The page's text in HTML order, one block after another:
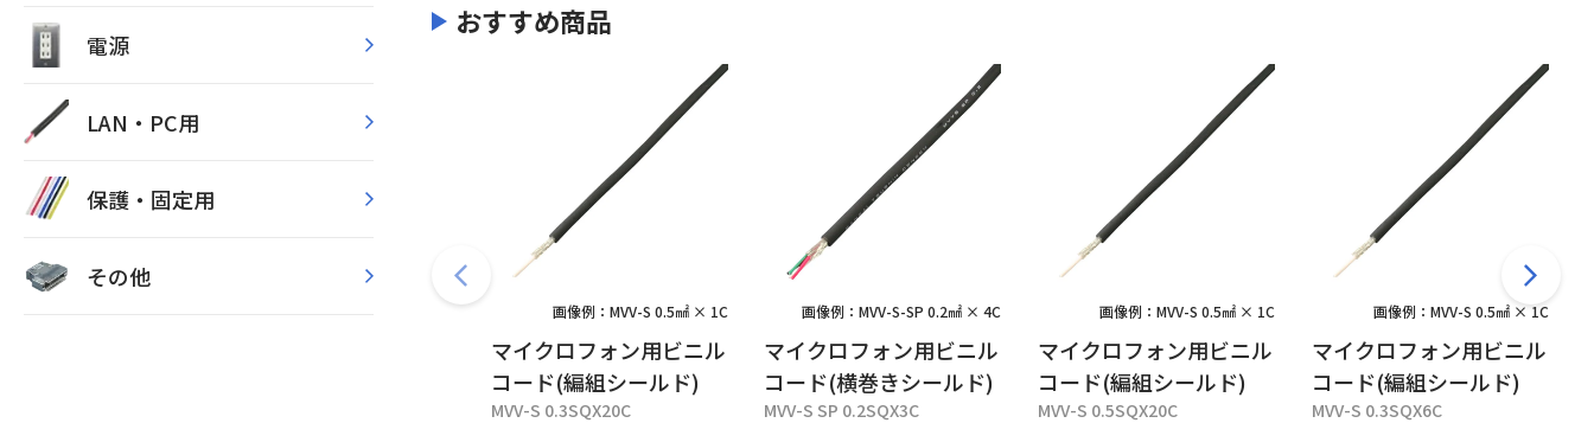
電源
LAN・PC用
保護・固定用
その他
おすすめ商品
画像例：MVV-S 0.5㎟ × 1C
マイクロフォン用ビニル
コード(編組シールド)
MVV-S 0.3SQX20C
画像例：MVV-S-SP 0.2㎟ × 4C
マイクロフォン用ビニル
コード(横巻きシールド)
MVV-S SP 0.2SQX3C
画像例：MVV-S 0.5㎟ × 1C
マイクロフォン用ビニル
コード(編組シールド)
MVV-S 0.5SQX20C
画像例：MVV-S 0.5㎟ × 1C
マイクロフォン用ビニル
コード(編組シールド)
MVV-S 0.3SQX6C